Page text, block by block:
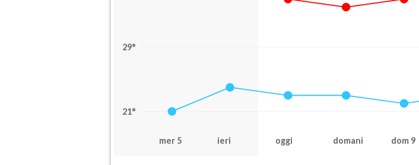
29°
21°
mer 5 ieri oggi domani dom 9